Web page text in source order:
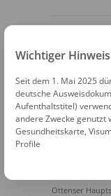
Fotofix
Holstenplatz 18
Ottenser
Wichtiger
Seit dem 1. Mai 2025
deutsche
Aufenthaltstitel)
andere Zwecke genutzt
Gesundheitskarte,
Profile